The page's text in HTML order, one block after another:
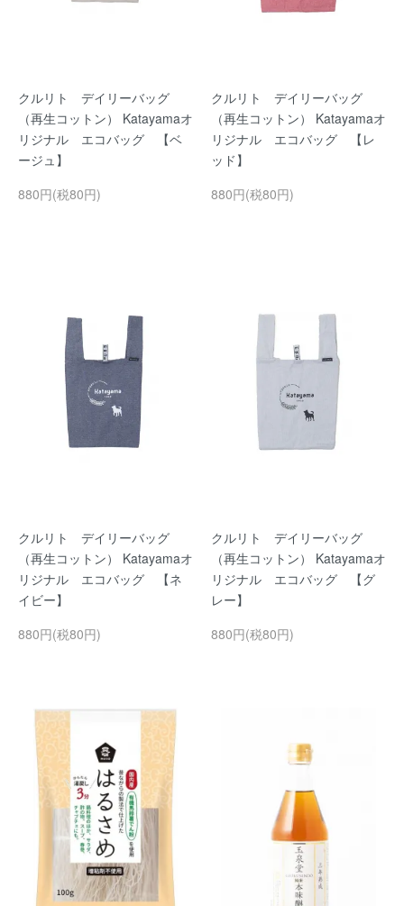
クルリト デイリーバッグ
（再生コットン） Katayamaオ
リジナル エコバッグ 【ベ
ージュ】
880円(税80円)
クルリト デイリーバッグ
（再生コットン） Katayamaオ
リジナル エコバッグ 【レ
ッド】
880円(税80円)
クルリト デイリーバッグ
（再生コットン） Katayamaオ
リジナル エコバッグ 【ネ
イビー】
880円(税80円)
クルリト デイリーバッグ
（再生コットン） Katayamaオ
リジナル エコバッグ 【グ
レー】
880円(税80円)